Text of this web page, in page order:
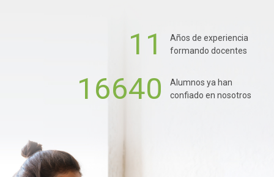
11
Años de experiencia
formando docentes
16640
Alumnos ya han
confiado en nosotros